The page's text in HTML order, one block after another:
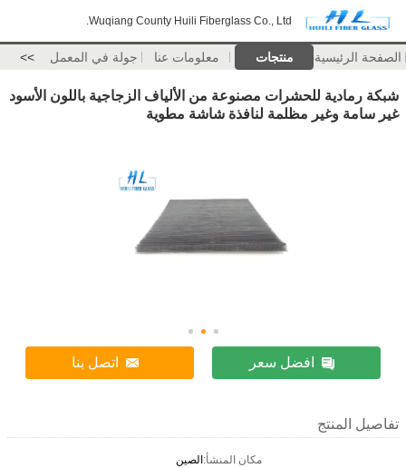
Wuqiang County Huili Fiberglass Co., Ltd.
الصفحة الرئيسية منتجات معلومات عنا جولة في المعمل >>
شبكة رمادية للحشرات مصنوعة من الألياف الزجاجية باللون الأسود
غير سامة وغير مظلمة لنافذة شاشة مطوية
افضل سعر اتصل بنا
تفاصيل المنتج
مكان المنشأ:الصين